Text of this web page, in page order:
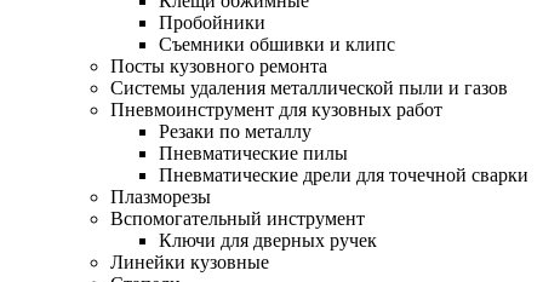
Пробойники
Съемники обшивки и клипс
Посты кузовного ремонта
Системы удаления металлической пыли и газов
Пневмоинструмент для кузовных работ
Резаки по металлу
Пневматические пилы
Пневматические дрели для точечной сварки
Плазморезы
Вспомогательный инструмент
Ключи для дверных ручек
Линейки кузовные